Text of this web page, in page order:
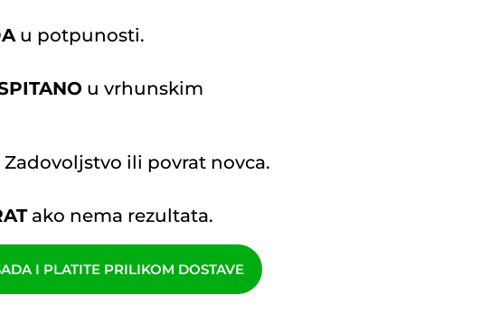
u potpunosti.
u vrhunskim
Zadovoljstvo ili povrat novca.
ako nema rezultata.
I PLATITE PRILIKOM DOSTAVE